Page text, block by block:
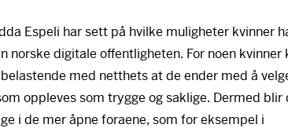
Espeli har sett på hvilke muligheter kvinner
norske digitale offentligheten. For noen kvinner
med netthets at de ender med å
oppleves som trygge og saklige. Dermed blir
i de mer åpne foraene, som for eksempel i